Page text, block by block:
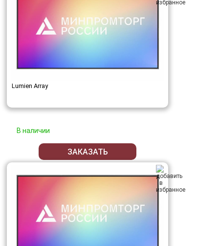
Lumien Array
В наличии
ЗАКАЗАТЬ